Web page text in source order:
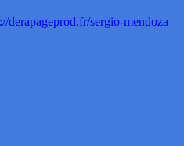
derapageprod.fr/sergio-mendoza